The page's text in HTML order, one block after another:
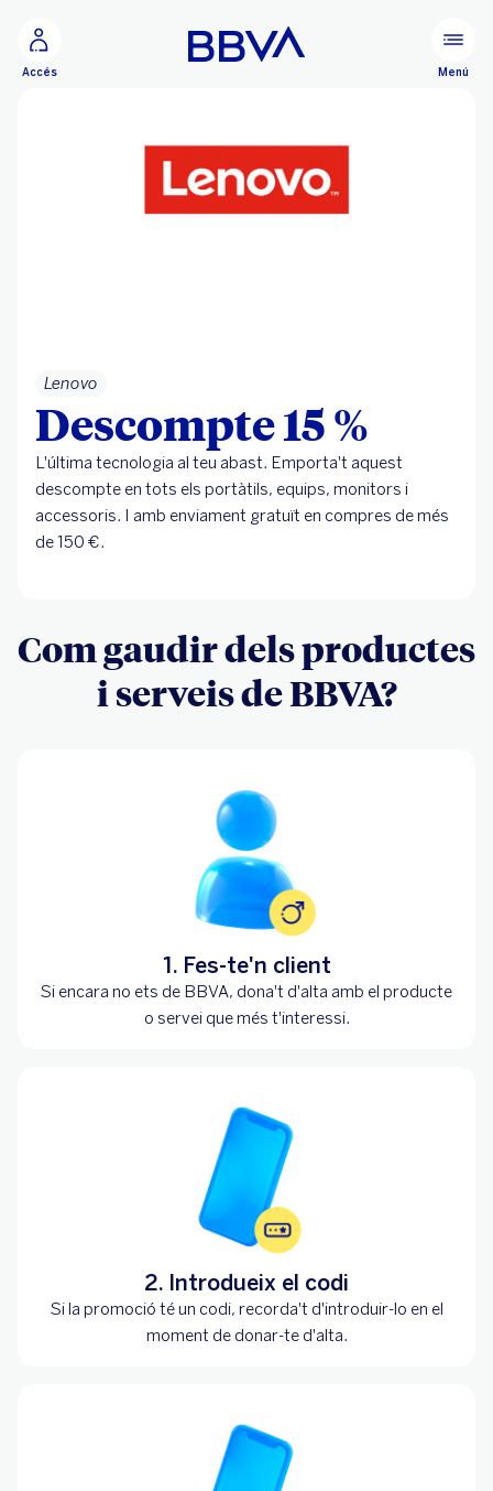
Accés Menú
Lenovo
Descompte 15 %
L'última tecnologia al teu abast. Emporta't aquest
descompte en tots els portàtils, equips, monitors i
accessoris. I amb enviament gratuït en compres de més
de 150 €.
Com gaudir dels productes
i serveis de BBVA?
1. Fes-te'n client
Si encara no ets de BBVA, dona't d'alta amb el producte
o servei que més t'interessi.
2. Introdueix el codi
Si la promoció té un codi, recorda't d'introduir-lo en el
moment de donar-te d'alta.